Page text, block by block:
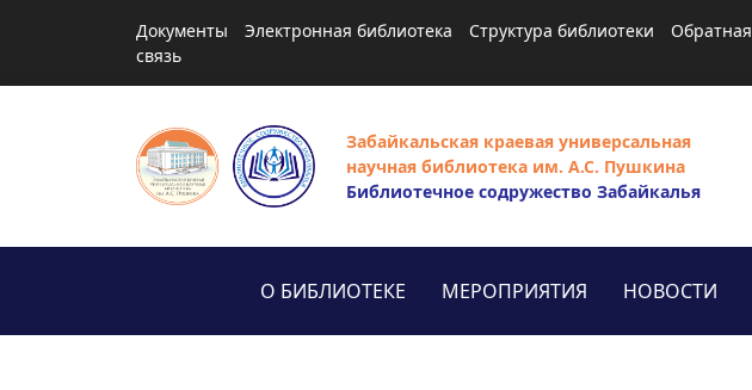
Документы Электронная библиотека Структура библиотеки
Обратная
связь
Забайкальская краевая универсальная
научная библиотека им. А.С. Пушкина
Библиотечное содружество Забайкалья
О БИБЛИОТЕКЕ МЕРОПРИЯТИЯ НОВОСТИ